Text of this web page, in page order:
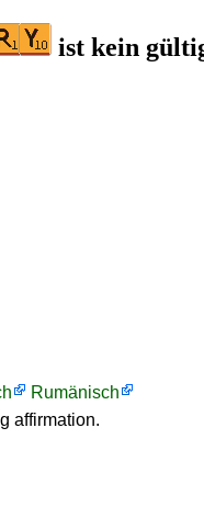
ist kein
Rumänisch
affirmation.